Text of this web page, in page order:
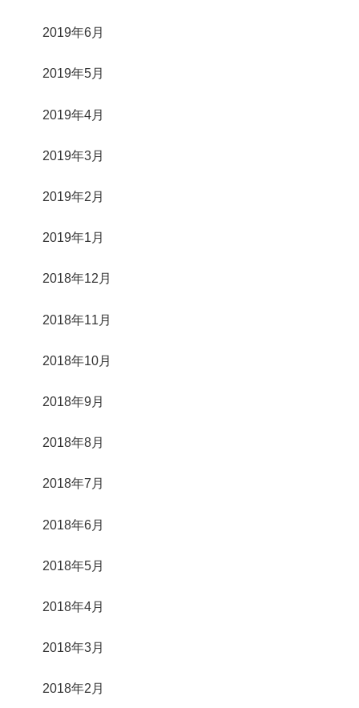
2019年6月
2019年5月
2019年4月
2019年3月
2019年2月
2019年1月
2018年12月
2018年11月
2018年10月
2018年9月
2018年8月
2018年7月
2018年6月
2018年5月
2018年4月
2018年3月
2018年2月